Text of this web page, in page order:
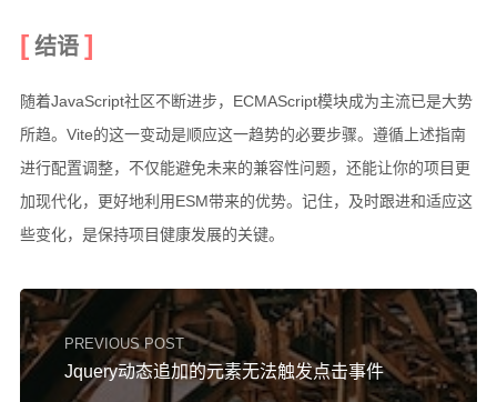
结语
随着JavaScript社区不断进步，ECMAScript模块成为主流已是大势
所趋。Vite的这一变动是顺应这一趋势的必要步骤。遵循上述指南
进行配置调整，不仅能避免未来的兼容性问题，还能让你的项目更
加现代化，更好地利用ESM带来的优势。记住，及时跟进和适应这
些变化，是保持项目健康发展的关键。
PREVIOUS POST
Jquery动态追加的元素无法触发点击事件